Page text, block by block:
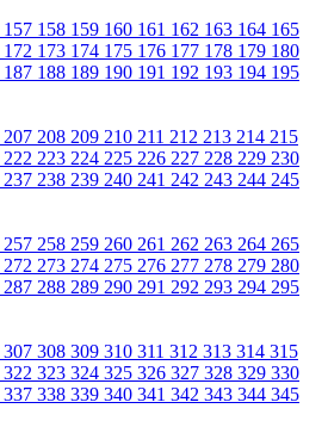
157 158 159 160 161 162 163 164 165
172 173 174 175 176 177 178 179 180
187 188 189 190 191 192 193 194 195
207 208 209 210 211 212 213 214 215
222 223 224 225 226 227 228 229 230
237 238 239 240 241 242 243 244 245
257 258 259 260 261 262 263 264 265
272 273 274 275 276 277 278 279 280
287 288 289 290 291 292 293 294 295
307 308 309 310 311 312 313 314 315
322 323 324 325 326 327 328 329 330
337 338 339 340 341 342 343 344 345